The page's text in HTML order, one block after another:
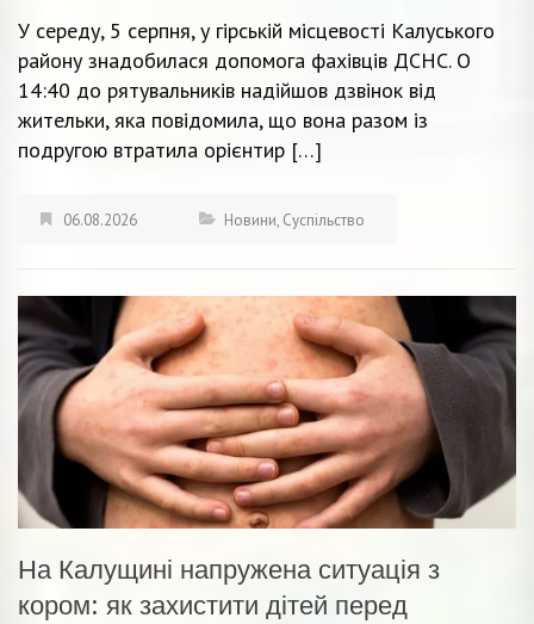
У середу, 5 серпня, у гірській місцевості Калуського
району знадобилася допомога фахівців ДСНС. О
14:40 до рятувальників надійшов дзвінок від
жительки, яка повідомила, що вона разом із
подругою втратила орієнтир […]
06.08.2026 Новини, Суспільство
На Калущині напружена ситуація з
кором: як захистити дітей перед